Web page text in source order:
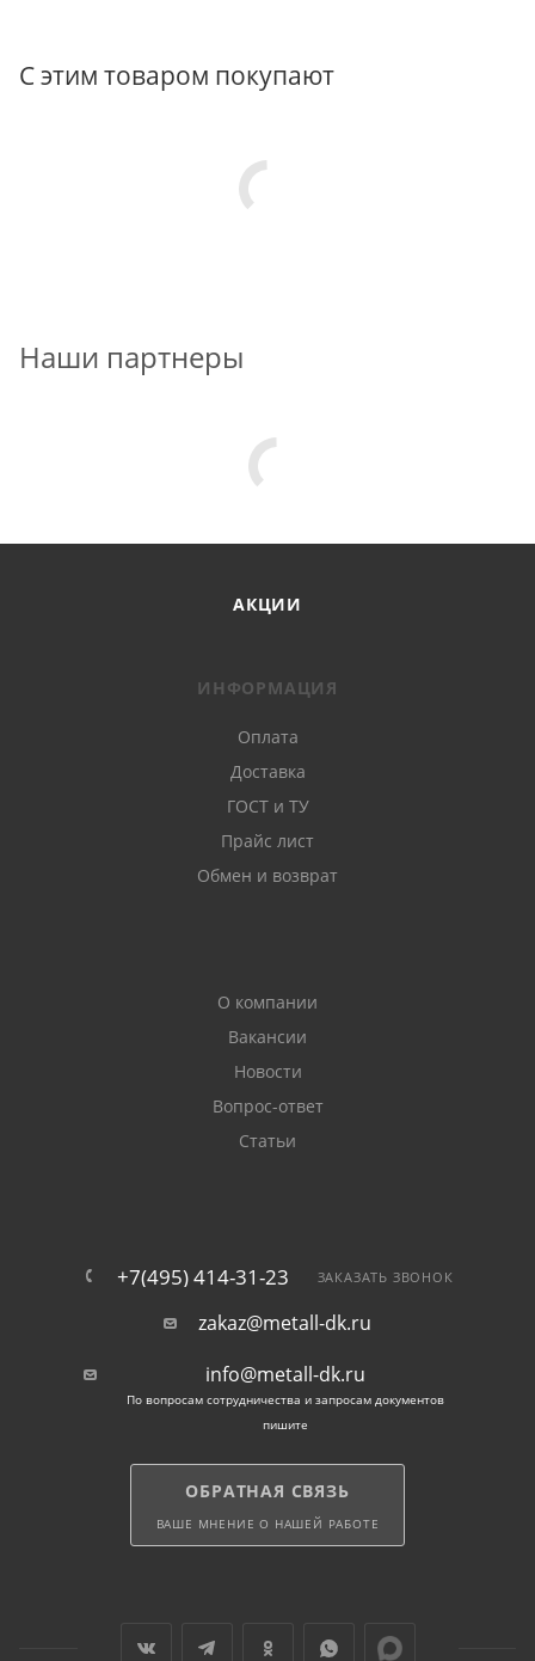
С этим товаром покупают
Наши партнеры
АКЦИИ
ИНФОРМАЦИЯ
Оплата
Доставка
ГОСТ и ТУ
Прайс лист
Обмен и возврат
О компании
Вакансии
Новости
Вопрос-ответ
Статьи
+7(495) 414-31-23 ЗАКАЗАТЬ ЗВОНОК
zakaz@metall-dk.ru
info@metall-dk.ru
По вопросам сотрудничества и запросам документов
пишите
ОБРАТНАЯ СВЯЗЬ
ВАШЕ МНЕНИЕ О НАШЕЙ РАБОТЕ